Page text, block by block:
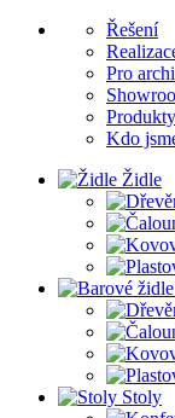
Řešení
Pro
Produkty
Kdo
Židle
Stoly